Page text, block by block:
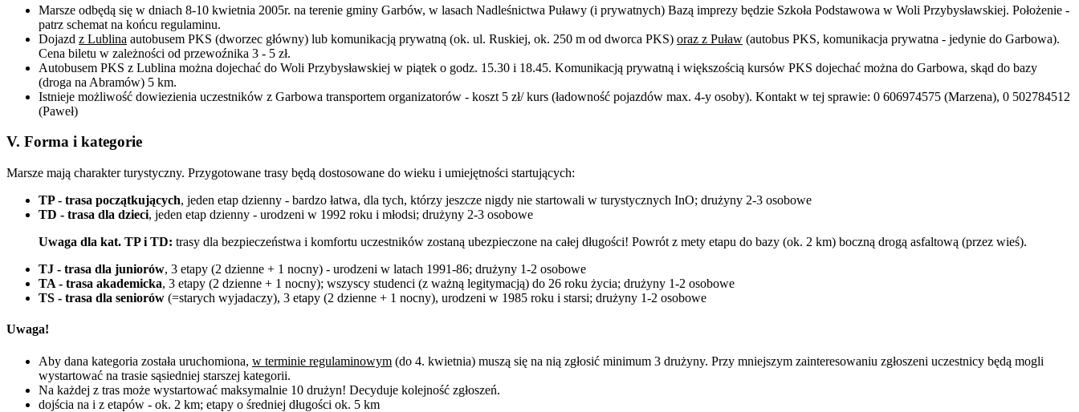
Marsze odbędą się w dniach 8-10 kwietnia 2005r. na terenie gminy Garbów, w lasach Nadleśnictwa Puławy (i prywatnych) Bazą imprezy będzie Szkoła Podstawowa w Woli Przybysławskiej. Położenie -
patrz schemat na końcu regulaminu.
Dojazd z Lublina autobusem PKS (dworzec główny) lub komunikacją prywatną (ok. ul. Ruskiej, ok. 250 m od dworca PKS) oraz z Puław (autobus PKS, komunikacja prywatna - jedynie do Garbowa).
Cena biletu w zależności od przewoźnika 3 - 5 zł.
Autobusem PKS z Lublina można dojechać do Woli Przybysławskiej w piątek o godz. 15.30 i 18.45. Komunikacją prywatną i większością kursów PKS dojechać można do Garbowa, skąd do bazy
(droga na Abramów) 5 km.
Istnieje możliwość dowiezienia uczestników z Garbowa transportem organizatorów - koszt 5 zł/ kurs (ładowność pojazdów max. 4-y osoby). Kontakt w tej sprawie: 0 606974575 (Marzena), 0 502784512
(Paweł)
V. Forma i kategorie
Marsze mają charakter turystyczny. Przygotowane trasy będą dostosowane do wieku i umiejętności startujących:
TP - trasa początkujących, jeden etap dzienny - bardzo łatwa, dla tych, którzy jeszcze nigdy nie startowali w turystycznych InO; drużyny 2-3 osobowe
TD - trasa dla dzieci, jeden etap dzienny - urodzeni w 1992 roku i młodsi; drużyny 2-3 osobowe
Uwaga dla kat. TP i TD: trasy dla bezpieczeństwa i komfortu uczestników zostaną ubezpieczone na całej długości! Powrót z mety etapu do bazy (ok. 2 km) boczną drogą asfaltową (przez wieś).
TJ - trasa dla juniorów, 3 etapy (2 dzienne + 1 nocny) - urodzeni w latach 1991-86; drużyny 1-2 osobowe
TA - trasa akademicka, 3 etapy (2 dzienne + 1 nocny); wszyscy studenci (z ważną legitymacją) do 26 roku życia; drużyny 1-2 osobowe
TS - trasa dla seniorów (=starych wyjadaczy), 3 etapy (2 dzienne + 1 nocny), urodzeni w 1985 roku i starsi; drużyny 1-2 osobowe
Uwaga!
Aby dana kategoria została uruchomiona, w terminie regulaminowym (do 4. kwietnia) muszą się na nią zgłosić minimum 3 drużyny. Przy mniejszym zainteresowaniu zgłoszeni uczestnicy będą mogli
wystartować na trasie sąsiedniej starszej kategorii.
Na każdej z tras może wystartować maksymalnie 10 drużyn! Decyduje kolejność zgłoszeń.
dojścia na i z etapów - ok. 2 km; etapy o średniej długości ok. 5 km